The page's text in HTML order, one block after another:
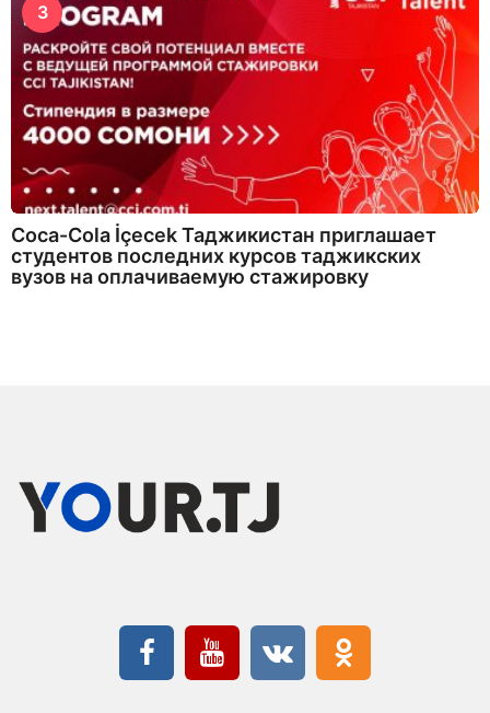
3
Coca-Cola İçecek Таджикистан приглашает
студентов последних курсов таджикских
вузов на оплачиваемую стажировку